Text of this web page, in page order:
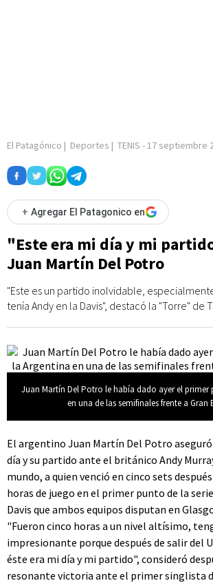
El Patagónico | Deportes | TENIS - 17 septiembre
+ Agregar El Patagonico en
"Este era mi día y mi
Juan Martín Del Potro
"Este es un partido inolvidable,
tenía Andy en la Davis", destacó la "Torre" de
Juan Martín Del Potro le había dado ayer el primer
en una de las semifinales frente a Gran
El argentino Juan Martín Del Potro aseguró
día y su partido ante el británico Andy
mundo, a quien venció en cinco sets
horas de juego en el primer punto de la
Davis que ambos equipos disputan en
"Fueron cinco horas a un nivel altísimo,
impresionante porque después de salir del
éste era mi día y mi partido", consideró
resonante victoria ante el primer singlista